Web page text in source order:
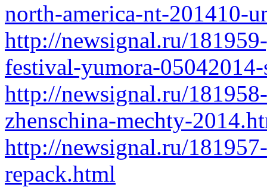
north-america-nt-201410-
http://newsignal.ru/
festival-yumora-
http://newsignal.ru/
zhenschina-mechty-
http://newsignal.ru/
repack.html